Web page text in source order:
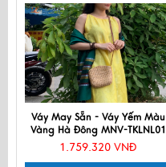
Váy May Sẵn - Váy Yếm Màu
Vàng Hà Đông MNV-TKLNL01
1.759.320 VNĐ